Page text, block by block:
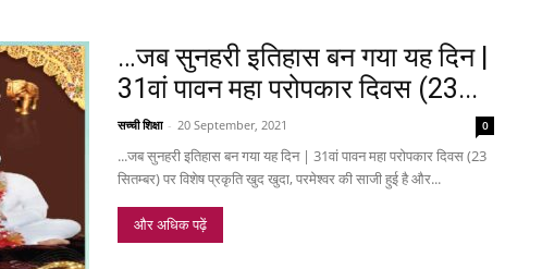
…जब सुनहरी इतिहास बन गया यह दिन |
31वां पावन महा परोपकार दिवस (23...
सच्ची शिक्षा - 20 September, 2021 0
...जब सुनहरी इतिहास बन गया यह दिन | 31वां पावन महा परोपकार दिवस (23
सितम्बर) पर विशेष प्रकृति खुद खुदा, परमेश्वर की साजी हुई है और...
और अधिक पढ़ें